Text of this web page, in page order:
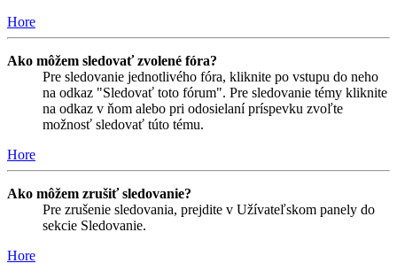
Hore
Ako môžem sledovať zvolené fóra?
Pre sledovanie jednotlivého fóra, kliknite po vstupu do neho
na odkaz "Sledovať toto fórum". Pre sledovanie témy kliknite
na odkaz v ňom alebo pri odosielaní príspevku zvoľte
možnosť sledovať túto tému.
Hore
Ako môžem zrušiť sledovanie?
Pre zrušenie sledovania, prejdite v Užívateľskom panely do
sekcie Sledovanie.
Hore